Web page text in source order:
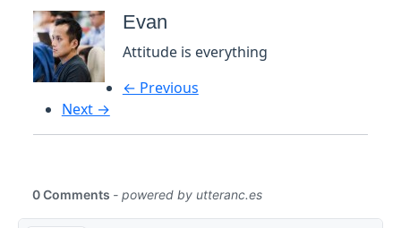
Evan
Attitude is everything
← Previous
Next →